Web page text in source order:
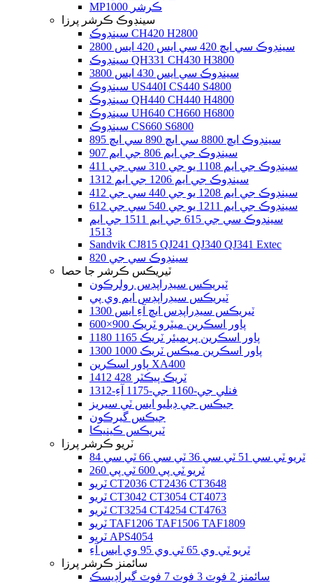
MP1000 ڪرشر
سينڊوڪ ڪرشر پرزا
سينڊوڪ CH420 H2800
سينڊوڪ سي ايڇ 420 سي ايس 420 ايس 2800
سينڊوڪ QH331 CH430 H3800
سينڊوڪ سي ايس 430 ايس 3800
سينڊوڪ US440I CS440 S4800
سينڊوڪ QH440 CH440 H4800
سينڊوڪ UH640 CH660 H6800
سينڊوڪ CS660 S6800
سينڊوڪ ايڇ 8800 سي ايڇ 890 سي ايڇ 895
سينڊوڪ جي ايم 806 جي ايم 907
سينڊوڪ جي ايم 1108 يو جي 310 سي جي 411
سينڊوڪ جي ايم 1206 جي ايم 1312
سينڊوڪ جي ايم 1208 يو جي 440 سي جي 412
سينڊوڪ جي ايم 1211 يو جي 540 سي جي 612
سينڊوڪ سي جي 615 جي ايم 1511 جي ايم
1513
Sandvik CJ815 QJ241 QJ340 QJ341 Extec
سينڊوڪ سي جي 820
ٽيريڪس ڪرشر جا حصا
ٽيريڪس سيڊراپڊس رولرڪون
ٽيريڪس سيڊراپڊس ايم وي پي
ٽيريڪس سيڊراپڊس ايڇ آءِ ايس 1300
پاور اسڪرين ميٽرو ٽريڪ 900×600
پاور اسڪرين پريميئر ٽريڪ 1165 1180
پاور اسڪرين ميڪس ٽريڪ 1000 1300
پاور اسڪرين XA400
ٽريڪ پيڪٽر 428 1412
فنلي جي-1160 جي-1175 آءِ-1312
جيڪس جي ڊبليو ايس ٽي سيريز
جيڪس گيرڪون
ٽيريڪس ڪينيڪا
ٽريو ڪرشر پرزا
ٽريو ٽي سي 51 ٽي سي 36 ٽي سي 66 ٽي سي 84
ٽريو ٽي پي 600 ٽي پي 260
ٽريو CT2036 CT2436 CT3648
ٽريو CT3042 CT3054 CT4073
ٽريو CT3254 CT4254 CT4763
ٽريو TAF1206 TAF1506 TAF1809
ٽريو APS4054
ٽريو ٽي وي 65 ٽي وي 95 وي ايس آءِ
سائمنز ڪرشر پرزا
سائمنز 2 فوٽ 3 فوٽ 7 فوٽ گيراڊيسڪ